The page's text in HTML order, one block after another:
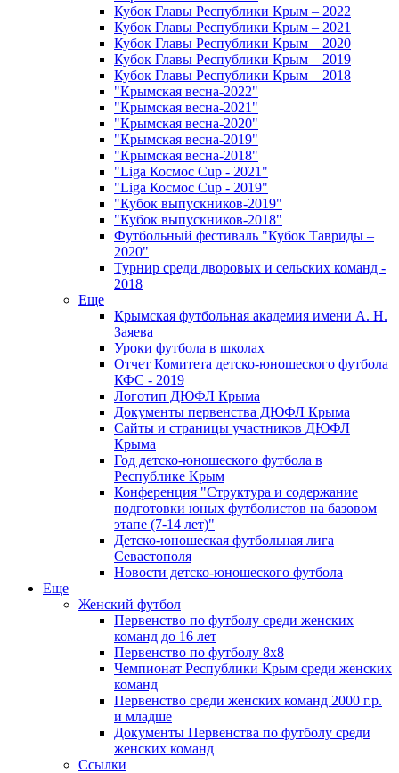
Кубок Главы Республики Крым – 2022
Кубок Главы Республики Крым – 2021
Кубок Главы Республики Крым – 2020
Кубок Главы Республики Крым – 2019
Кубок Главы Республики Крым – 2018
"Крымская весна-2022"
"Крымская весна-2021"
"Крымская весна-2020"
"Крымская весна-2019"
"Крымская весна-2018"
"Liga Космос Cup - 2021"
"Liga Космос Cup - 2019"
"Кубок выпускников-2019"
"Кубок выпускников-2018"
Футбольный фестиваль "Кубок Тавриды –
2020"
Турнир среди дворовых и сельских команд -
2018
Еще
Крымская футбольная академия имени А. Н.
Заяева
Уроки футбола в школах
Отчет Комитета детско-юношеского футбола
КФС - 2019
Логотип ДЮФЛ Крыма
Документы первенства ДЮФЛ Крыма
Сайты и страницы участников ДЮФЛ
Крыма
Год детско-юношеского футбола в
Республике Крым
Конференция "Структура и содержание
подготовки юных футболистов на базовом
этапе (7-14 лет)"
Детско-юношеская футбольная лига
Севастополя
Новости детско-юношеского футбола
Еще
Женский футбол
Первенство по футболу среди женских
команд до 16 лет
Первенство по футболу 8х8
Чемпионат Республики Крым среди женских
команд
Первенство среди женских команд 2000 г.р.
и младше
Документы Первенства по футболу среди
женских команд
Ссылки